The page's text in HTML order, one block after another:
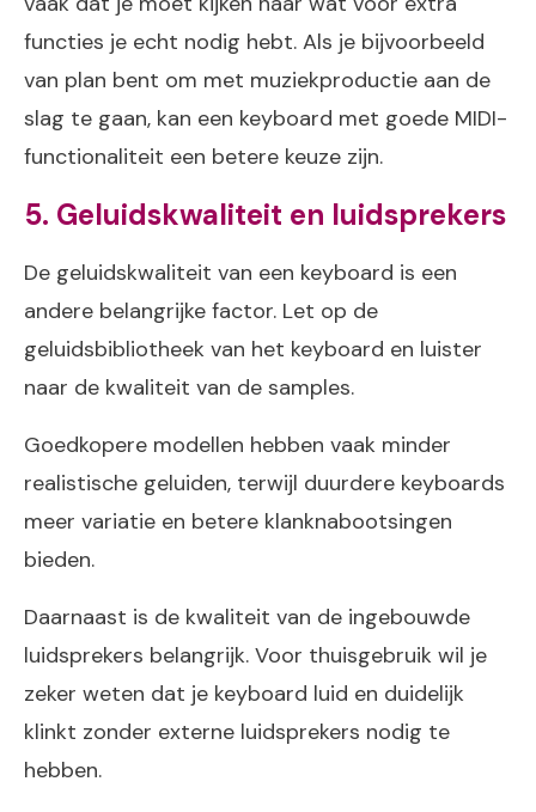
functies je echt nodig hebt. Als je bijvoorbeeld
van plan bent om met muziekproductie aan de
slag te gaan, kan een keyboard met goede MIDI-
functionaliteit een betere keuze zijn.
5. Geluidskwaliteit en luidsprekers
De geluidskwaliteit van een keyboard is een
andere belangrijke factor. Let op de
geluidsbibliotheek van het keyboard en luister
naar de kwaliteit van de samples.
Goedkopere modellen hebben vaak minder
realistische geluiden, terwijl duurdere keyboards
meer variatie en betere klanknabootsingen
bieden.
Daarnaast is de kwaliteit van de ingebouwde
luidsprekers belangrijk. Voor thuisgebruik wil je
zeker weten dat je keyboard luid en duidelijk
klinkt zonder externe luidsprekers nodig te
hebben.